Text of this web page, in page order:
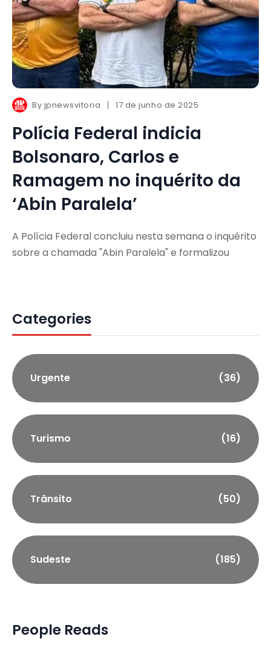
By jpnewsvitoria 17 de junho de 2025
Polícia Federal indicia
Bolsonaro, Carlos e
Ramagem no inquérito da
‘Abin Paralela’
A Polícia Federal concluiu nesta semana o inquérito
sobre a chamada "Abin Paralela" e formalizou
Categories
Urgente (36)
Turismo (16)
Trânsito (50)
Sudeste (185)
People Reads